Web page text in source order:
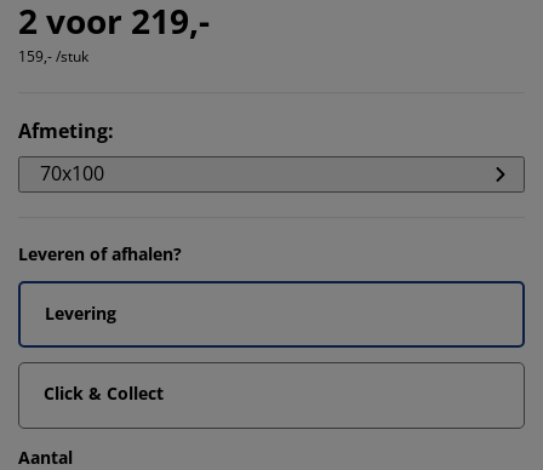
2 voor 219,-
159,- /stuk
Afmeting:
70x100
Leveren of afhalen?
Levering
Click & Collect
Aantal